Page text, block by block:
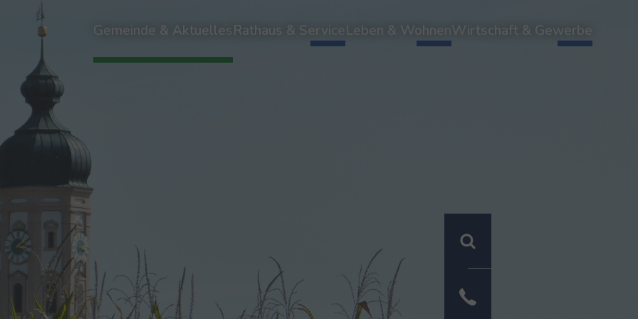
Gemeinde & AktuellesRathaus & ServiceLeben & Wohnen Wirtschaft & Gewerbe